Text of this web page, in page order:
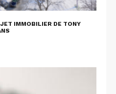
IMMOBILIER DE TONY